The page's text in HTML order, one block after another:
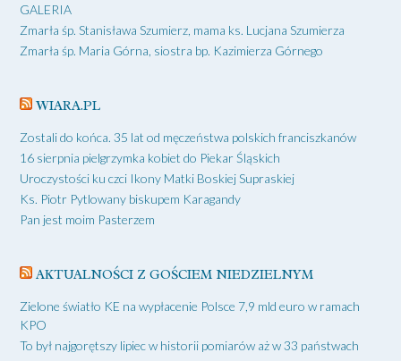
GALERIA
Zmarła śp. Stanisława Szumierz, mama ks. Lucjana Szumierza
Zmarła śp. Maria Górna, siostra bp. Kazimierza Górnego
WIARA.PL
Zostali do końca. 35 lat od męczeństwa polskich franciszkanów
16 sierpnia pielgrzymka kobiet do Piekar Śląskich
Uroczystości ku czci Ikony Matki Boskiej Supraskiej
Ks. Piotr Pytlowany biskupem Karagandy
Pan jest moim Pasterzem
AKTUALNOŚCI Z GOŚCIEM NIEDZIELNYM
Zielone światło KE na wypłacenie Polsce 7,9 mld euro w ramach
KPO
To był najgorętszy lipiec w historii pomiarów aż w 33 państwach